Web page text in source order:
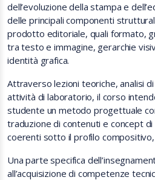
dell’evoluzione della stampa e
delle principali componenti
prodotto editoriale, quali formato,
tra testo e immagine, gerarchie
identità grafica.
Attraverso lezioni teoriche, analisi
attività di laboratorio, il corso
studente un metodo progettuale
traduzione di contenuti e concept di
coerenti sotto il profilo
Una parte specifica
all’acquisizione di competenze